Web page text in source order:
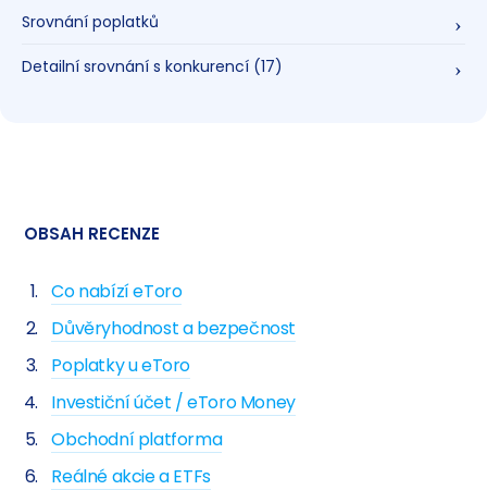
Srovnání poplatků
Detailní srovnání s konkurencí (17)
OBSAH RECENZE
Co nabízí eToro
Důvěryhodnost a bezpečnost
Poplatky u eToro
Investiční účet / eToro Money
Obchodní platforma
Reálné akcie a ETFs